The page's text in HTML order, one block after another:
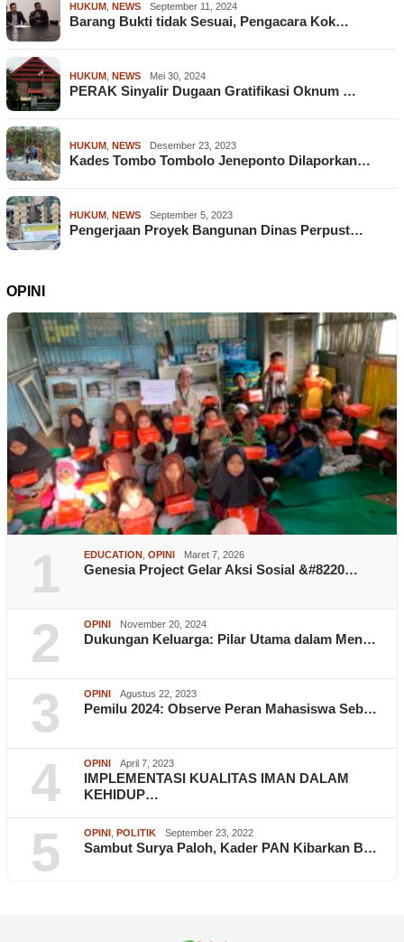
HUKUM NEWS September 11, 2024
Barang Bukti tidak Sesuai, Pengacara Kok…
HUKUM NEWS Mei 30, 2024
PERAK Sinyalir Dugaan Gratifikasi Oknum …
HUKUM NEWS Desember 23, 2023
Kades Tombo Tombolo Jeneponto Dilaporkan…
HUKUM NEWS September 5, 2023
Pengerjaan Proyek Bangunan Dinas Perpust…
OPINI
1 EDUCATION OPINI Maret 7, 2026
Genesia Project Gelar Aksi Sosial &#8220…
2 OPINI November 20, 2024
Dukungan Keluarga: Pilar Utama dalam Men…
3 OPINI Agustus 22, 2023
Pemilu 2024: Observe Peran Mahasiswa Seb…
4 OPINI April 7, 2023
IMPLEMENTASI KUALITAS IMAN DALAM
KEHIDUP…
5 OPINI POLITIK September 23, 2022
Sambut Surya Paloh, Kader PAN Kibarkan B…